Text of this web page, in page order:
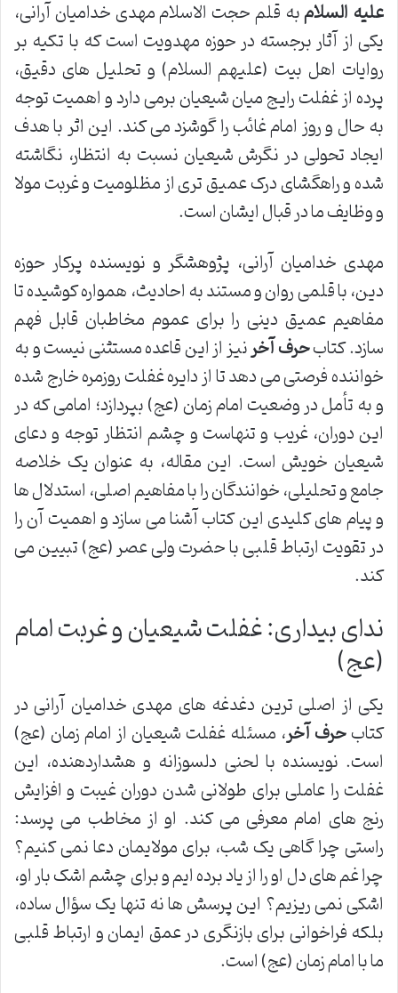
علیه السلامبه قلم حجت الاسلام مهدی خدامیان آرانی،
یکی از آثار برجسته در حوزه مهدویت است که با تکیه بر
روایات اهل بیت (علیهم السلام) و تحلیل های دقیق،
پرده از غفلت رایج میان شیعیان برمی دارد و اهمیت توجه
به حال و روز امام غائب را گوشزد می کند. این اثر با هدف
ایجاد تحولی در نگرش شیعیان نسبت به انتظار، نگاشته
شده و راهگشای درک عمیق تری از مظلومیت و غربت مولا
و وظایف ما در قبال ایشان است.
مهدی خدامیان آرانی، پژوهشگر و نویسنده پرکار حوزه
دین، با قلمی روان و مستند به احادیث، همواره کوشیده تا
مفاهیم عمیق دینی را برای عموم مخاطبان قابل فهم
سازد. کتابحرف آخرنیز از این قاعده مستثنی نیست و به
خواننده فرصتی می دهد تا از دایره غفلت روزمره خارج شده
و به تأمل در وضعیت امام زمان (عج) بپردازد؛ امامی که در
این دوران، غریب و تنهاست و چشم انتظار توجه و دعای
شیعیان خویش است. این مقاله، به عنوان یک خلاصه
جامع و تحلیلی، خوانندگان را با مفاهیم اصلی، استدلال ها
و پیام های کلیدی این کتاب آشنا می سازد و اهمیت آن را
در تقویت ارتباط قلبی با حضرت ولی عصر (عج) تبیین می
کند.
ندای بیداری: غفلت شیعیان و غربت امام
(عج)
یکی از اصلی ترین دغدغه های مهدی خدامیان آرانی در
کتابحرف آخر، مسئله غفلت شیعیان از امام زمان (عج)
است. نویسنده با لحنی دلسوزانه و هشداردهنده، این
غفلت را عاملی برای طولانی شدن دوران غیبت و افزایش
رنج های امام معرفی می کند. او از مخاطب می پرسد:
راستی چرا گاهی یک شب، برای مولایمان دعا نمی کنیم؟
چرا غم های دل او را از یاد برده ایم و برای چشم اشک بار او،
اشکی نمی ریزیم؟ این پرسش ها نه تنها یک سؤال ساده،
بلکه فراخوانی برای بازنگری در عمق ایمان و ارتباط قلبی
ما با امام زمان (عج) است.